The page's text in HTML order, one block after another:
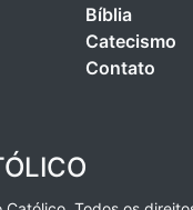
Bíblia
Catecismo
Contato